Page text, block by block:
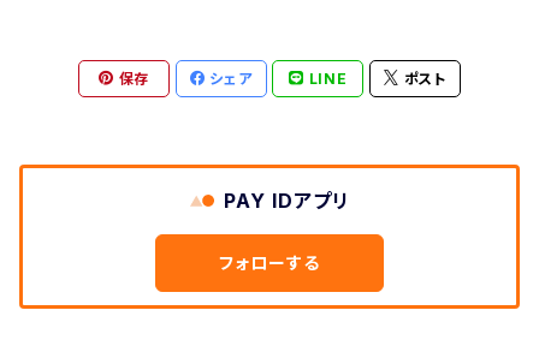
保存 シェア LINE ポスト
PAY IDアプリ
フォローする